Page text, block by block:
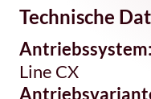
Technische
Antriebssystem:
Line CX